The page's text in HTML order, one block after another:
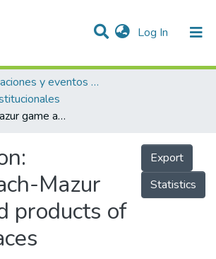
Log In (current)
1. Publicaciones y eventos institucionales
The Banach-Mazur game and products of Baire spaces
Mazur
products of
Export
Statistics